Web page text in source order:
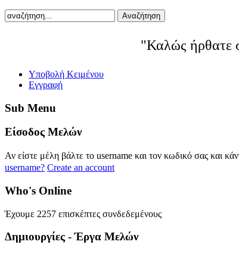
Αναζήτηση
"Καλώς ήρθατε
Yποβολή Κειμένου
Εγγραφή
Sub Menu
Eίσοδος Μελών
Αν είστε μέλη βάλτε το username και τον κωδικό σας και
username? Create an account
Who's Online
Έχουμε 2257 επισκέπτες συνδεδεμένους
Δημιουργίες - Έργα Μελών